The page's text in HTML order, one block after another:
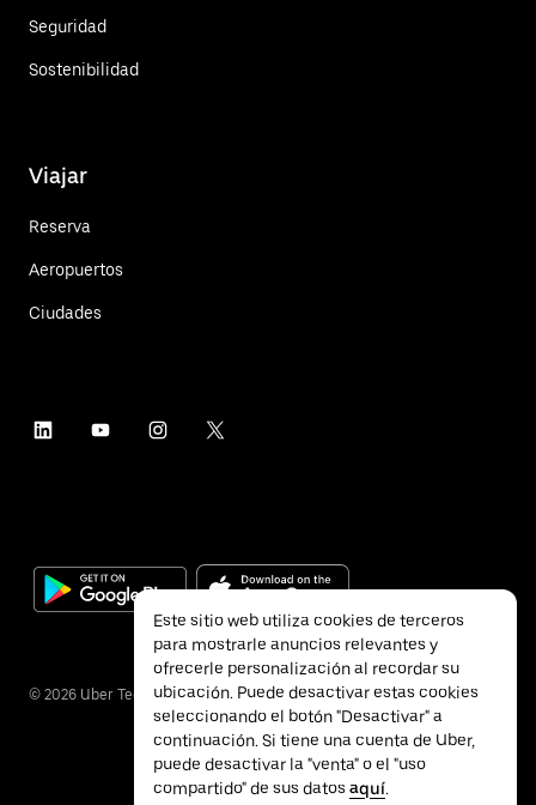
Seguridad
Sostenibilidad
Viajar
Reserva
Aeropuertos
Ciudades
© 2026 Uber Technologies Inc.
Este sitio web utiliza cookies de terceros
para mostrarle anuncios relevantes y
ofrecerle personalización al recordar su
ubicación. Puede desactivar estas cookies
seleccionando el botón "Desactivar" a
continuación. Si tiene una cuenta de Uber,
puede desactivar la "venta" o el "uso
compartido" de sus datos aquí.